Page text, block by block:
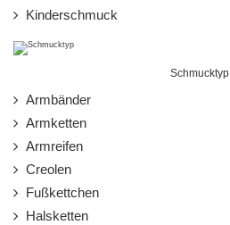
Kinderschmuck
Schmucktyp
Armbänder
Armketten
Armreifen
Creolen
Fußkettchen
Halsketten